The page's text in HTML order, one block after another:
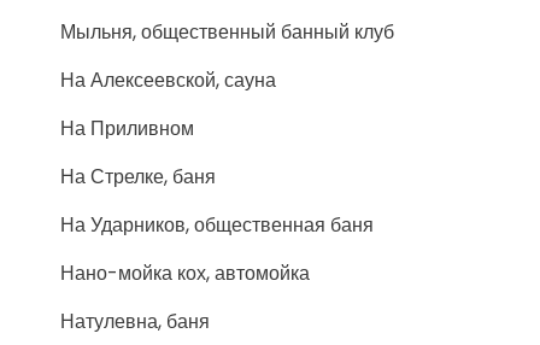
Мыльня, общественный банный клуб
На Алексеевской, сауна
На Приливном
На Стрелке, баня
На Ударников, общественная баня
Нано-мойка кох, автомойка
Натулевна, баня